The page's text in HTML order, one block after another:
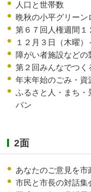
人口と世帯数
晩秋の小平グリー
第６７回人権週間１
１２月３日（木曜
障がい者施設などの
第２回みんなでつく
年末年始のごみ・資
ふるさと人・まち
パン
2面
あなたのご意見を市
市民と市長の対話集